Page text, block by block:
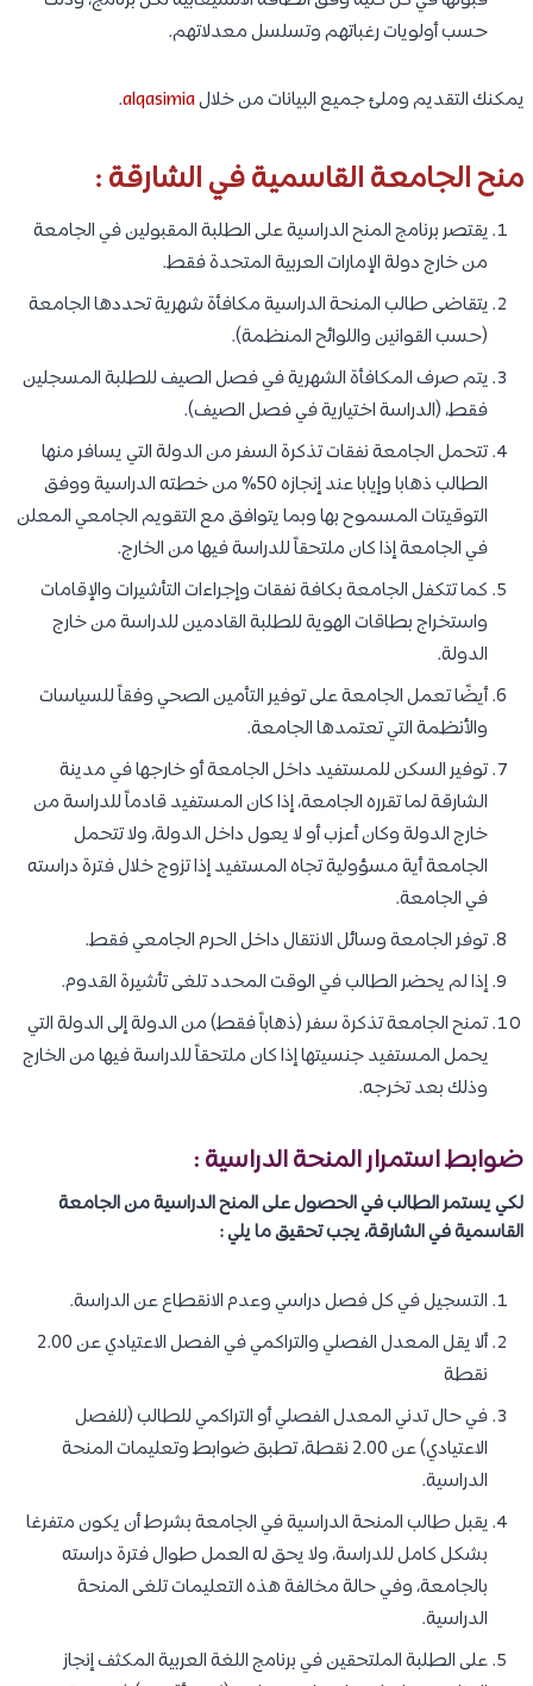
حسب أولويات رغباتهم وتسلسل معدلاتهم.
يمكنك التقديم وملئ جميع البيانات من خلالalqasimia
.
منح الجامعة القاسمية في الشارقة :
يقتصر برنامج المنح الدراسية على الطلبة المقبولين في الجامعة
من خارج دولة الإمارات العربية المتحدة فقط.
يتقاضى طالب المنحة الدراسية مكافأة شهرية تحددها الجامعة
(حسب القوانين واللوائح المنظمة).
يتم صرف المكافأة الشهرية في فصل الصيف للطلبة المسجلين
فقط، (الدراسة اختيارية في فصل الصيف).
تتحمل الجامعة نفقات تذكرة السفر من الدولة التي يسافر منها
الطالب ذهابا وإيابا عند إنجازه 50% من خطته الدراسية ووفق
التوقيتات المسموح بها وبما يتوافق مع التقويم الجامعي المعلن
في الجامعة إذا كان ملتحقاً للدراسة فيها من الخارج.
كما تتكفل الجامعة بكافة نفقات وإجراءات التأشيرات والإقامات
واستخراج بطاقات الهوية للطلبة القادمين للدراسة من خارج
الدولة.
أيضًا تعمل الجامعة على توفير التأمين الصحي وفقاً للسياسات
والأنظمة التي تعتمدها الجامعة.
توفير السكن للمستفيد داخل الجامعة أو خارجها في مدينة
الشارقة لما تقرره الجامعة، إذا كان المستفيد قادماً للدراسة من
خارج الدولة وكان أعزب أو لا يعول داخل الدولة، ولا تتحمل
الجامعة أية مسؤولية تجاه المستفيد إذا تزوج خلال فترة دراسته
في الجامعة.
توفر الجامعة وسائل الانتقال داخل الحرم الجامعي فقط.
إذا لم يحضر الطالب في الوقت المحدد تلغى تأشيرة القدوم.
تمنح الجامعة تذكرة سفر (ذهاباً فقط) من الدولة إلى الدولة التي
يحمل المستفيد جنسيتها إذا كان ملتحقاً للدراسة فيها من الخارج
وذلك بعد تخرجه.
ضوابط استمرار المنحة الدراسية :
لكي يستمر الطالب في الحصول على المنح الدراسية من الجامعة
القاسمية في الشارقة، يجب تحقيق ما يلي :
التسجيل في كل فصل دراسي وعدم الانقطاع عن الدراسة.
ألا يقل المعدل الفصلي والتراكمي في الفصل الاعتيادي عن 2.00
نقطة
في حال تدني المعدل الفصلي أو التراكمي للطالب (للفصل
الاعتيادي) عن 2.00 نقطة، تطبق ضوابط وتعليمات المنحة
الدراسية.
يقبل طالب المنحة الدراسية في الجامعة بشرط أن يكون متفرغا
بشكل كامل للدراسة، ولا يحق له العمل طوال فترة دراسته
بالجامعة، وفي حالة مخالفة هذه التعليمات تلغى المنحة
الدراسية.
على الطلبة الملتحقين في برنامج اللغة العربية المكثف إنجاز